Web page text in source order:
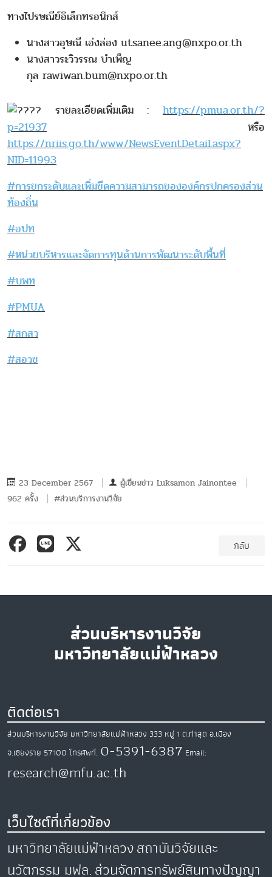
ทางไปรษณีย์อิเล็กทรอนิกส์
นางสาวอุษณี เอ่งล่อง utsanee.ang@nxpo.or.th
นางสาวระวิวรรณ บำเพ็ญ
กุล rawiwan.bum@nxpo.or.th
รายละเอียดเพิ่มเติม : https://pmua.or.th/?
p=21937 หรือ
https://nriis.go.th/www/NewsEventDetail.aspx?
NID=11993
#การยกระดับและเพิ่มขีดความสามารถขององค์กรปกครองส่วน
ท้องถิ่น
#อปท
#หน่วยบริหารและจัดการทุนด้านการพัฒนาระดับพื้นที่
#บพท
#PMUA
#สกสว
#สอวช
23 December 2567 ผู้เขียนข่าว Luksamon Jainontee
962 ครั้ง
#ส่วนบริการงานวิจัย
กลับ
ส่วนบริหารงานวิจัย
มหาวิทยาลัยแม่ฟ้าหลวง
ติดต่อเรา
ส่วนบริหารงานวิจัย มหาวิทยาลัยแม่ฟ้าหลวง 333 หมู่ 1 ต.ท่าสุด อ.เมือง
จ.เชียงราย 57100 โทรศัพท์. 0-5391-6387 Email:
research@mfu.ac.th
เว็บไซต์ที่เกี่ยวข้อง
มหาวิทยาลัยแม่ฟ้าหลวงสถาบันวิจัยและ
นวัตกรรม มฟล.ส่วนจัดการทรัพย์สินทางปัญญา